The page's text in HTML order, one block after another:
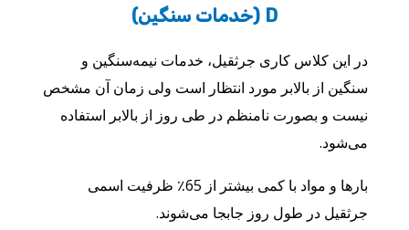
D (خدمات سنگین)
در این کلاس کاری جرثقیل، خدمات نیمه‌سنگین و
سنگین از بالابر مورد انتظار است ولی زمان آن مشخص
نیست و بصورت نامنظم در طی روز از بالابر استفاده
می‌شود.
بارها و مواد با کمی بیشتر از 65٪ ظرفیت اسمی
جرثقیل در طول روز جابجا می‌شوند.